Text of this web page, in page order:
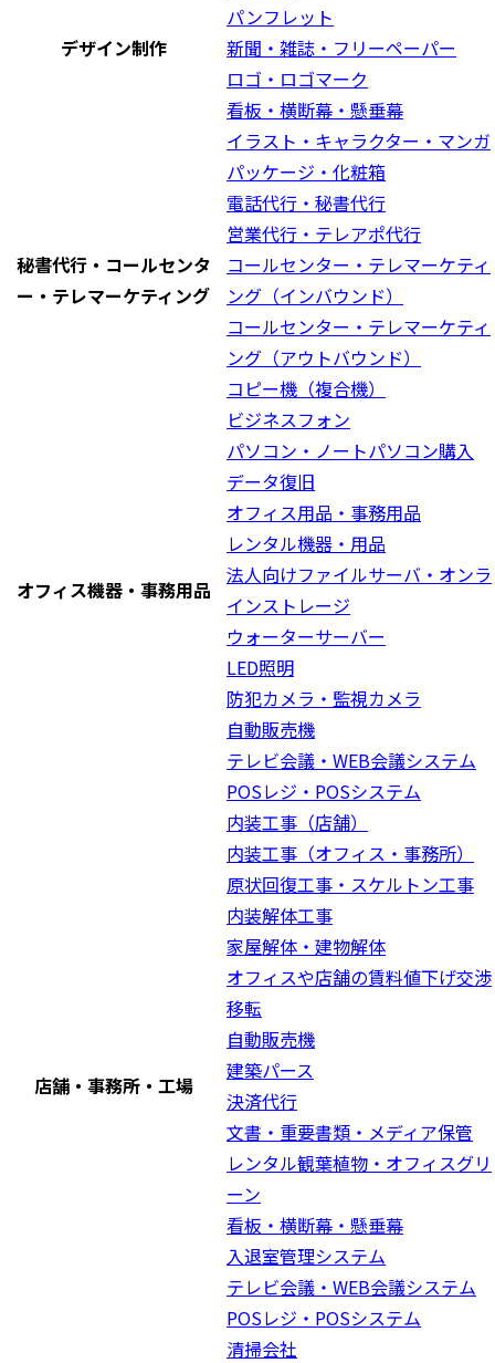
デザイン制作
パンフレット
新聞・雑誌・フリーペーパー
ロゴ・ロゴマーク
看板・横断幕・懸垂幕
イラスト・キャラクター・マンガ
パッケージ・化粧箱
秘書代行・コールセンタ
ー・テレマーケティング
電話代行・秘書代行
営業代行・テレアポ代行
コールセンター・テレマーケティ
ング（インバウンド）
コールセンター・テレマーケティ
ング（アウトバウンド）
オフィス機器・事務用品
コピー機（複合機）
ビジネスフォン
パソコン・ノートパソコン購入
データ復旧
オフィス用品・事務用品
レンタル機器・用品
法人向けファイルサーバ・オンラ
インストレージ
ウォーターサーバー
LED照明
防犯カメラ・監視カメラ
自動販売機
テレビ会議・WEB会議システム
POSレジ・POSシステム
店舗・事務所・工場
内装工事（店舗）
内装工事（オフィス・事務所）
原状回復工事・スケルトン工事
内装解体工事
家屋解体・建物解体
オフィスや店舗の賃料値下げ交渉
移転
自動販売機
建築パース
決済代行
文書・重要書類・メディア保管
レンタル観葉植物・オフィスグリ
ーン
看板・横断幕・懸垂幕
入退室管理システム
テレビ会議・WEB会議システム
POSレジ・POSシステム
清掃会社